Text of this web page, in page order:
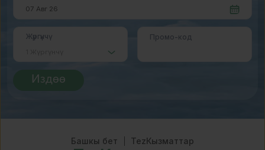
Жүргүнчү Промо-код
Издөө
Башкы бет TezКызматтар